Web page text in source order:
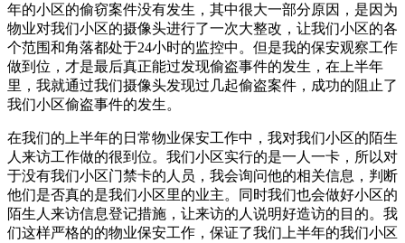
年的小区的偷窃案件没有发生，其中很大一部分原因，是因为
物业对我们小区的摄像头进行了一次大整改，让我们小区的各
个范围和角落都处于24小时的监控中。但是我的保安观察工作
做到位，才是最后真正能过发现偷盗事件的发生，在上半年
里，我就通过我们摄像头发现过几起偷盗案件，成功的阻止了
我们小区偷盗事件的发生。
在我们的上半年的日常物业保安工作中，我对我们小区的陌生
人来访工作做的很到位。我们小区实行的是一人一卡，所以对
于没有我们小区门禁卡的人员，我会询问他的相关信息，判断
他们是否真的是我们小区里的业主。同时我们也会做好小区的
陌生人来访信息登记措施，让来访的人说明好造访的目的。我
们这样严格的的物业保安工作，保证了我们上半年的我们小区